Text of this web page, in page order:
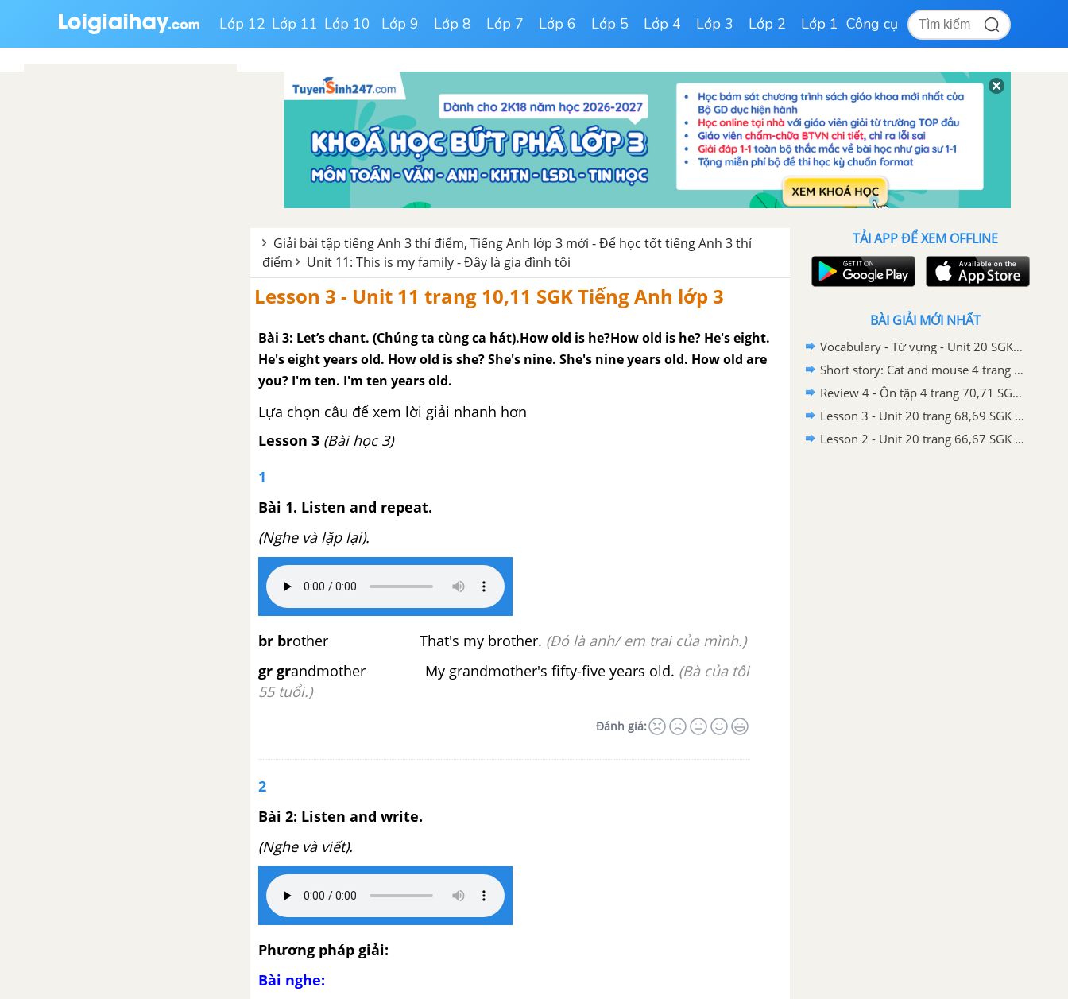
Lớp 12 Lớp 11 Lớp 10 Lớp 9 Lớp 8 Lớp 7 Lớp 6 Lớp 5 Lớp 4 Lớp 3 Lớp 2 Lớp 1 Công cụ
Giải bài tập tiếng Anh 3 thí điểm, Tiếng Anh lớp 3 mới - Để học tốt tiếng Anh 3 thí
điểm
Unit 11: This is my family - Đây là gia đình tôi
Lesson 3 - Unit 11 trang 10,11 SGK Tiếng Anh lớp 3
Bài 3: Let’s chant. (Chúng ta cùng ca hát).How old is he?How old is he? He's eight.
He's eight years old. How old is she? She's nine. She's nine years old. How old are
you? I'm ten. I'm ten years old.
Lựa chọn câu để xem lời giải nhanh hơn
Lesson 3 (Bài học 3)
1
Bài 1. Listen and repeat.
(Nghe và lặp lại).
br brother That's my brother. (Đó là anh/ em trai của mình.)
gr grandmother My grandmother's fifty-five years old. (Bà của tôi
55 tuổi.)
Đánh giá:
2
Bài 2: Listen and write.
(Nghe và viết).
Phương pháp giải:
Bài nghe:
TẢI APP ĐỂ XEM OFFLINE
BÀI GIẢI MỚI NHẤT
Vocabulary - Từ vựng - Unit 20 SGK Tiếng Anh 3 mới
Short story: Cat and mouse 4 trang 72,73 SGK Tiếng Anh lớp 3
Review 4 - Ôn tập 4 trang 70,71 SGK Tiếng Anh lớp 3
Lesson 3 - Unit 20 trang 68,69 SGK Tiếng Anh lớp 3
Lesson 2 - Unit 20 trang 66,67 SGK Tiếng Anh lớp 3